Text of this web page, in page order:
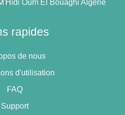
Oum El Bouaghi Algérie
rapides
de nous
d'utilisation
FAQ
Support